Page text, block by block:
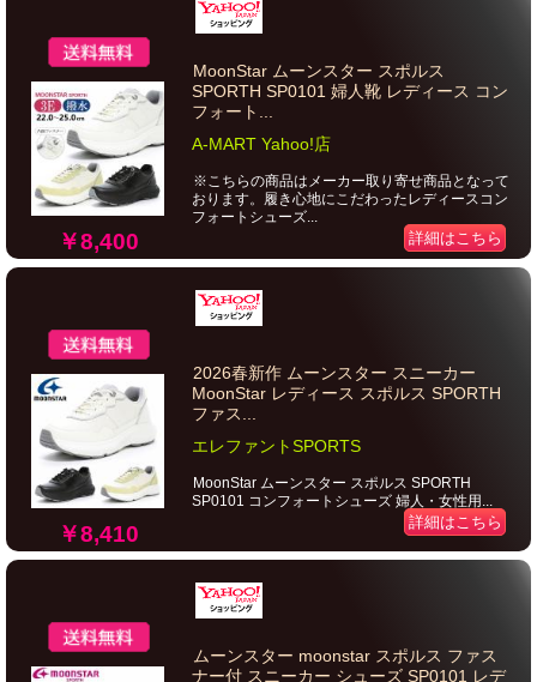
￥8,400
MoonStar ムーンスター スポルス
SPORTH SP0101 婦人靴 レディース コン
フォート...
A-MART Yahoo!店
※こちらの商品はメーカー取り寄せ商品となって
おります。履き心地にこだわったレディースコン
フォートシューズ...
詳細はこちら
￥8,410
2026春新作 ムーンスター スニーカー
MoonStar レディース スポルス SPORTH
ファス...
エレファントSPORTS
MoonStar ムーンスター スポルス SPORTH
SP0101 コンフォートシューズ 婦人・女性用...
詳細はこちら
ムーンスター moonstar スポルス ファス
ナー付 スニーカー シューズ SP0101 レデ